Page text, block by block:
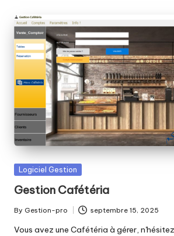
Posted
Logiciel Gestion
Gestion Cafétéria
Posted
by
By Gestion-pro septembre 15, 2025
Vous avez une Cafétéria à gérer,